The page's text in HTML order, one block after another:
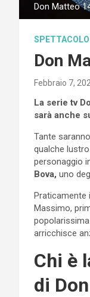
Don Matteo
SPETTACOLO
Don
Febbraio 7,
La serie tv
sarà anche
Tante
qualche
personaggio
Bova, uno
Praticamente
Massimo,
arricchisce
Chi è
di